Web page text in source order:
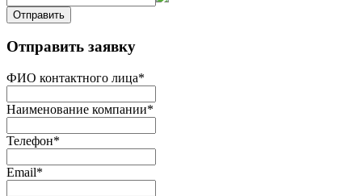
Отправить
Отправить заявку
ФИО контактного лица*
Наименование компании*
Телефон*
Email*